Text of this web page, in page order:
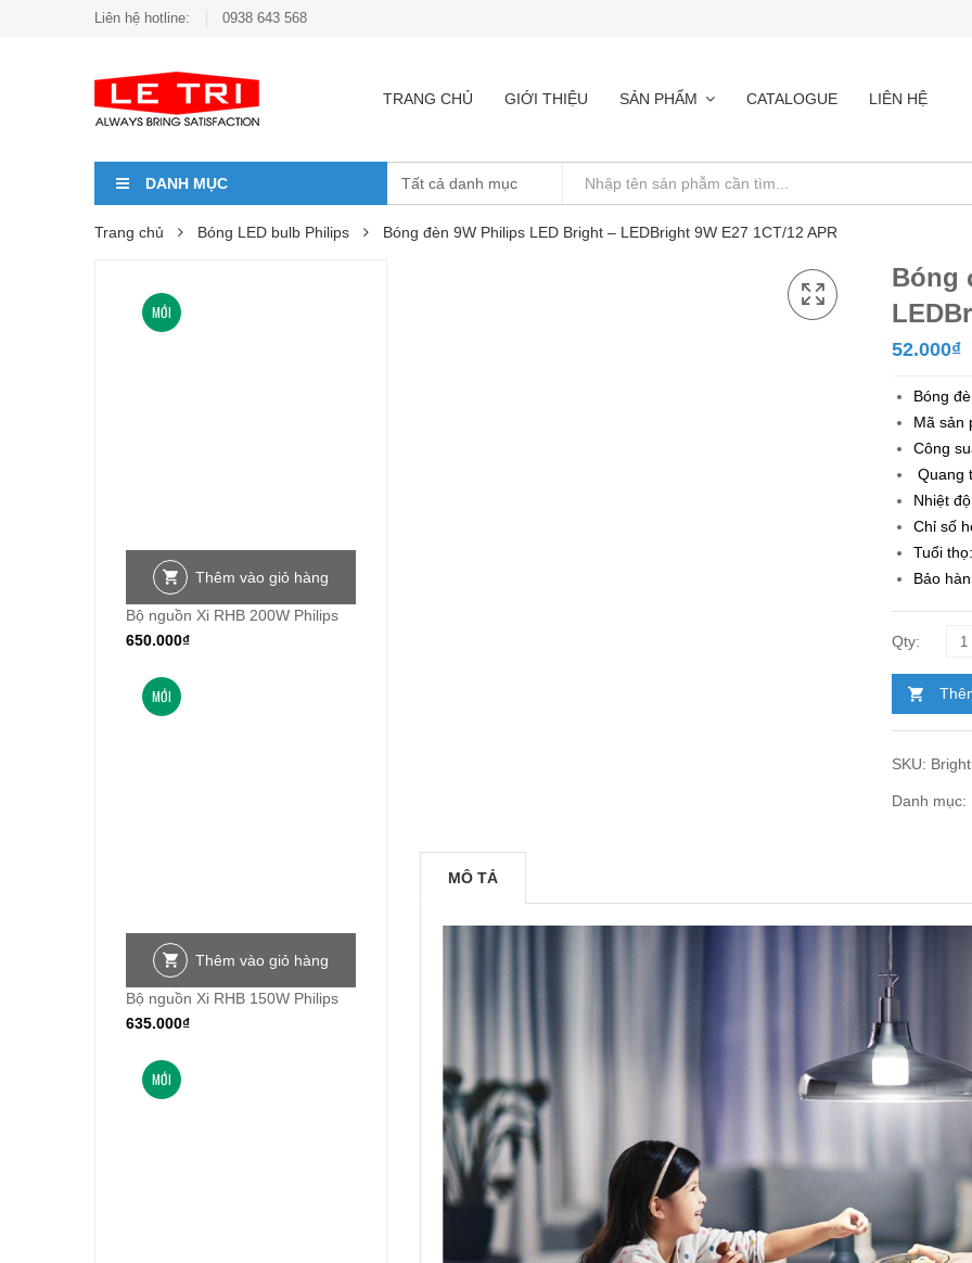
Liên hệ hotline: 0938 643 568
TRANG CHỦ GIỚI THIỆU SẢN PHẨM CATALOGUE LIÊN HỆ
DANH MỤC
Trang chủ Bóng LED bulb Philips Bóng đèn 9W Philips LED Bright – LEDBright 9W E27 1CT/12 APR
Bóng
52.000₫
Bóng
Mã sản
Công
Quang
Nhiệt
Chỉ số
Tuổi
Bảo
SKU:
Danh mục:
MÔ TẢ
MỚI
Thêm vào giỏ hàng
Bộ nguồn Xi RHB 200W Philips
650.000₫
MỚI
Thêm vào giỏ hàng
Bộ nguồn Xi RHB 150W Philips
635.000₫
MỚI